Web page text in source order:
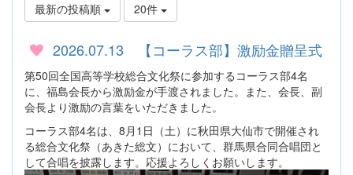
最新の投稿順 20件
2026.07.13 【コーラス部】激励金贈呈式
第50回全国高等学校総合文化祭に参加するコーラス部4名
に、福島会長から激励金が手渡されました。また、会長、副
会長より激励の言葉をいただきました。
コーラス部4名は、8月1日（土）に秋田県大仙市で開催され
る総合文化祭（あきた総文）において、群馬県合同合唱団と
して合唱を披露します。応援よろしくお願いします。